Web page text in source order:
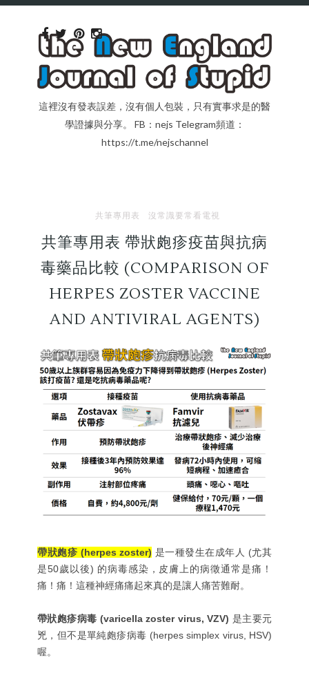
這裡沒有發表誤差，沒有個人包裝，只有實事求是的醫
學證據與分享。 FB：nejs Telegram頻道：
https://t.me/nejschannel
共筆專用表 沒常識要常看電視
共筆專用表 帶狀皰疹疫苗與抗病
毒藥品比較 (COMPARISON OF
HERPES ZOSTER VACCINE
AND ANTIVIRAL AGENTS)
帶狀皰疹 (herpes zoster) 是一種發生在成年人 (尤其
是50歲以後) 的病毒感染，皮膚上的病徵通常是痛！
痛！痛！這種神經痛痛起來真的是讓人痛苦難耐。
帶狀皰疹病毒 (varicella zoster virus, VZV) 是主要元
兇，但不是單純皰疹病毒 (herpes simplex virus, HSV)
喔。